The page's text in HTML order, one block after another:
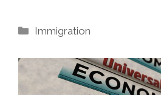
Catégories
Immigration